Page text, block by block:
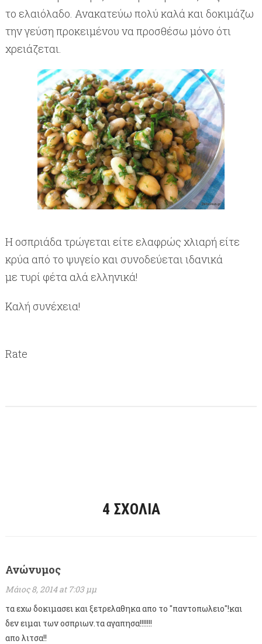
το ελαιόλαδο. Ανακατεύω πολύ καλά και δοκιμάζω
την γεύση προκειμένου να προσθέσω μόνο ότι
χρειάζεται.
Η οσπριάδα τρώγεται είτε ελαφρώς χλιαρή είτε
κρύα από το ψυγείο και συνοδεύεται ιδανικά
με τυρί φέτα αλά ελληνικά!
Καλή συνέχεια!
Rate
4 ΣΧΌΛΙΑ
Ανώνυμος
Μάιος 8, 2014 at 7:03 μμ
τα εχω δοκιμασει και ξετρελαθηκα απο το "παντοπωλειο"!και
δεν ειμαι των οσπριων.τα αγαπησα!!!!!!!
απο λιτσα!!